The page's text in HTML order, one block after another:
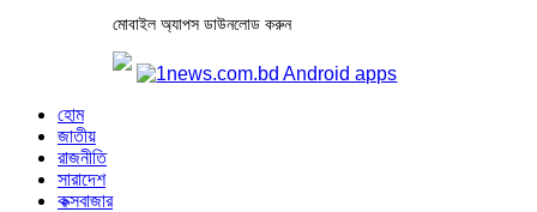
মোবাইল অ্যাপস ডাউনলোড করুন
হোম
জাতীয়
রাজনীতি
সারাদেশ
কক্সবাজার